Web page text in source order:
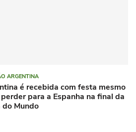
ARGENTINA
é recebida com festa mesmo
para a Espanha na final da
do Mundo